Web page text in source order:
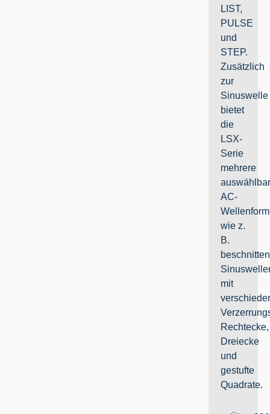
LIST,
PULSE
und
STEP.
Zusätzlich
zur
Sinuswelle
bietet
die
LSX-
Serie
mehrere
AC-
wie z.
B.
mit
Rechtecke,
Dreiecke
und
gestufte
Quadrate.